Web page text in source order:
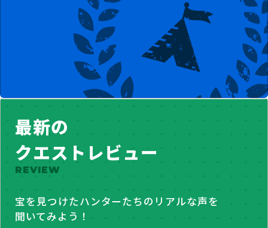
最新の
クエストレビュー
REVIEW
宝を見つけたハンターたちのリアルな声を
聞いてみよう！